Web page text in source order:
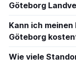
Göteborg
Kann ich
Göteborg
Wie viele